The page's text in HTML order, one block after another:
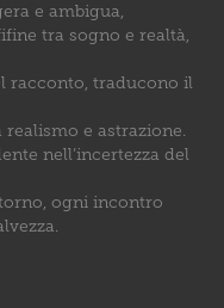
e ambigua,
tra sogno e realtà,
racconto, traducono il
e astrazione.
nell’incertezza del
ogni incontro